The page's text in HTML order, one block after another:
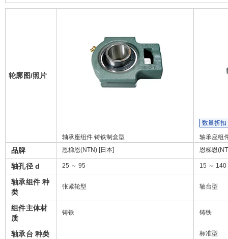
轮廓图/照片
轴承座组件 铸铁制盒型
数量折扣
轴承座组
品牌 恩梯恩(NTN) [日本] 恩梯恩
轴孔径 d 25 ～ 95 15 ～ 140
轴承组件 种
类
张紧轮型 轴台型
组件主体材
质
铸铁 铸铁
轴承台 种类 标准型